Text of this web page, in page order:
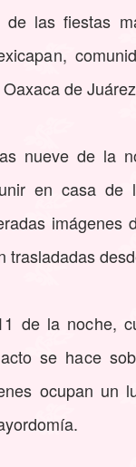
las fiestas
de
nueve de la
en casa de
imágenes
trasladadas
de la noche,
se hace
ocupan un